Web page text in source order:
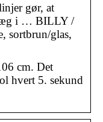
gør, at
i … BILLY /
sortbrun/glas,
cm. Det
hvert 5. sekund